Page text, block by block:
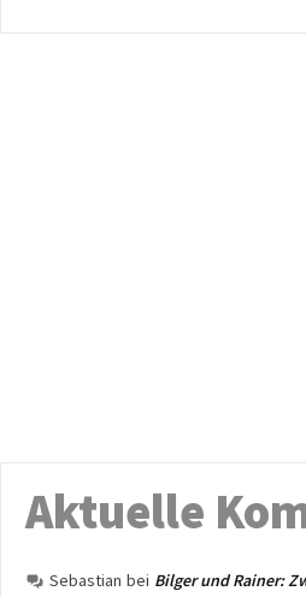
Aktuelle
Sebastian bei Bilger und Rainer: